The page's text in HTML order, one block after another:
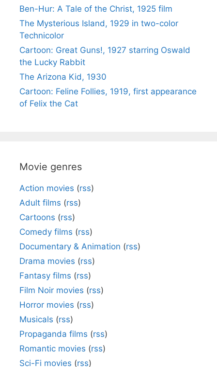
Ben-Hur: A Tale of the Christ, 1925 film
The Mysterious Island, 1929 in two-color
Technicolor
Cartoon: Great Guns!, 1927 starring Oswald
the Lucky Rabbit
The Arizona Kid, 1930
Cartoon: Feline Follies, 1919, first appearance
of Felix the Cat
Movie genres
Action movies (rss)
Adult films (rss)
Cartoons (rss)
Comedy films (rss)
Documentary & Animation (rss)
Drama movies (rss)
Fantasy films (rss)
Film Noir movies (rss)
Horror movies (rss)
Musicals (rss)
Propaganda films (rss)
Romantic movies (rss)
Sci-Fi movies (rss)